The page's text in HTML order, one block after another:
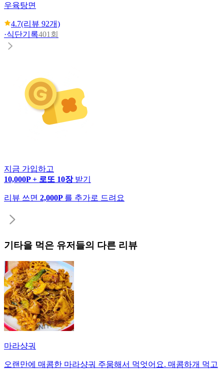
우육탕면
4.7(리뷰 92개)
·식단기록401회
지금 가입하고
10,000P + 로또 10장 받기
리뷰 쓰면 2,000P 를 추가로 드려요
기타을 먹은 유저들의 다른 리뷰
마라샹궈
오랜만에 매콤한 마라샹궈 주뭄해서 먹엇어요. 매콤하개 먹고